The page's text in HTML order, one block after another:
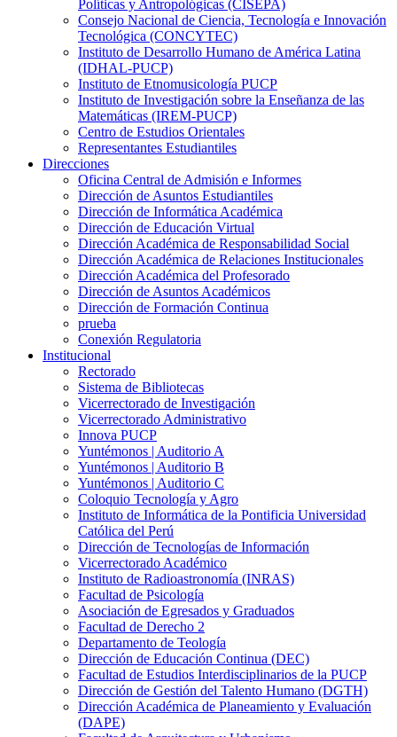
Políticas y Antropológicas (CISEPA)
Consejo Nacional de Ciencia, Tecnología e Innovación
Tecnológica (CONCYTEC)
Instituto de Desarrollo Humano de América Latina
(IDHAL-PUCP)
Instituto de Etnomusicología PUCP
Instituto de Investigación sobre la Enseñanza de las
Matemáticas (IREM-PUCP)
Centro de Estudios Orientales
Representantes Estudiantiles
Direcciones
Oficina Central de Admisión e Informes
Dirección de Asuntos Estudiantiles
Dirección de Informática Académica
Dirección de Educación Virtual
Dirección Académica de Responsabilidad Social
Dirección Académica de Relaciones Institucionales
Dirección Académica del Profesorado
Dirección de Asuntos Académicos
Dirección de Formación Continua
prueba
Conexión Regulatoria
Institucional
Rectorado
Sistema de Bibliotecas
Vicerrectorado de Investigación
Vicerrectorado Administrativo
Innova PUCP
Yuntémonos | Auditorio A
Yuntémonos | Auditorio B
Yuntémonos | Auditorio C
Coloquio Tecnología y Agro
Instituto de Informática de la Pontificia Universidad
Católica del Perú
Dirección de Tecnologías de Información
Vicerrectorado Académico
Instituto de Radioastronomía (INRAS)
Facultad de Psicología
Asociación de Egresados y Graduados
Facultad de Derecho 2
Departamento de Teología
Dirección de Educación Continua (DEC)
Facultad de Estudios Interdisciplinarios de la PUCP
Dirección de Gestión del Talento Humano (DGTH)
Dirección Académica de Planeamiento y Evaluación
(DAPE)